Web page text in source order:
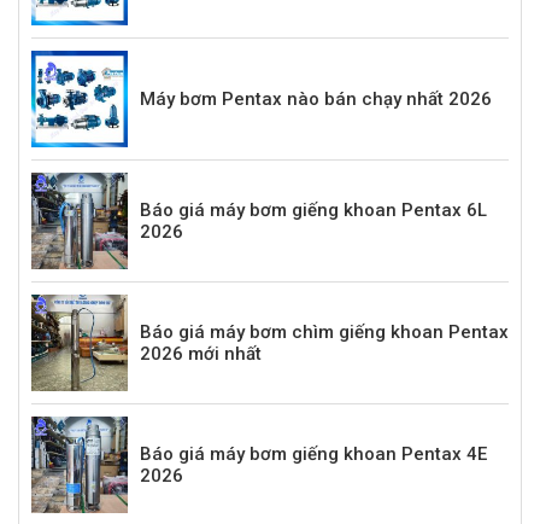
Máy bơm Pentax nào bán chạy nhất 2026
Báo giá máy bơm giếng khoan Pentax 6L
2026
Báo giá máy bơm chìm giếng khoan Pentax
2026 mới nhất
Báo giá máy bơm giếng khoan Pentax 4E
2026